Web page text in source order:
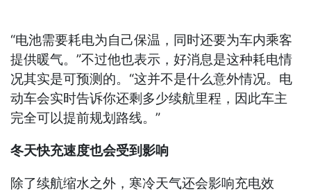
“电池需要耗电为自己保温，同时还要为车内乘客
提供暖气。”不过他也表示，好消息是这种耗电情
况其实是可预测的。“这并不是什么意外情况。电
动车会实时告诉你还剩多少续航里程，因此车主
完全可以提前规划路线。”
冬天快充速度也会受到影响
除了续航缩水之外，寒冷天气还会影响充电效